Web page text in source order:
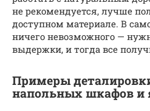
не рекомендуется, лучше
доступном материале. В
ничего невозможного —
выдержки, и тогда все
Примеры
напольных шкафов и